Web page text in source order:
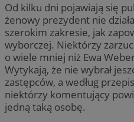
Od kilku dni pojawiają się
żenowy prezydent nie
szerokim zakresie, jak
wyborczej. Niektórzy
o wiele mniej niż Ewa
Wytykają, że nie wybrał
zastępców, a według
niektórzy komentujący
jedną taką osobę.